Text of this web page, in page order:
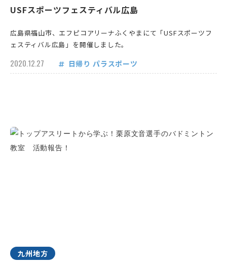
USFスポーツフェスティバル広島
広島県福山市、エフピコアリーナふくやまにて「USFスポーツフ
ェスティバル広島」を開催しました。
2020.12.27 日帰り パラスポーツ
九州地方